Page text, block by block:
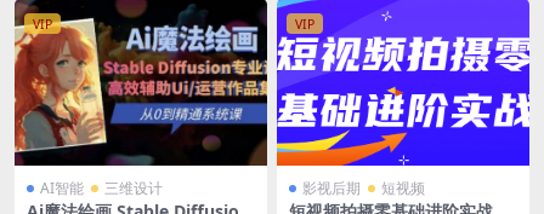
VIP
AI智能 三维设计
VIP
影视后期 短视频